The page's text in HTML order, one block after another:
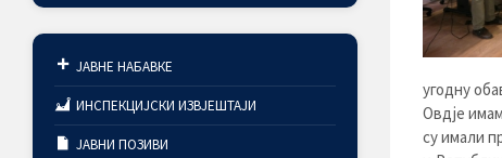
угодну
Овдје
су имали
ЈАВНЕ НАБАВКЕ
ИНСПЕКЦИЈСКИ ИЗВЈЕШТАЈИ
ЈАВНИ ПОЗИВИ